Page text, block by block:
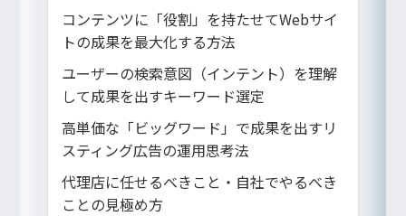
コンテンツに「役割」を持たせてWebサイ
トの成果を最大化する方法
ユーザーの検索意図（インテント）を理解
して成果を出すキーワード選定
高単価な「ビッグワード」で成果を出すリ
スティング広告の運用思考法
代理店に任せるべきこと・自社でやるべき
ことの見極め方